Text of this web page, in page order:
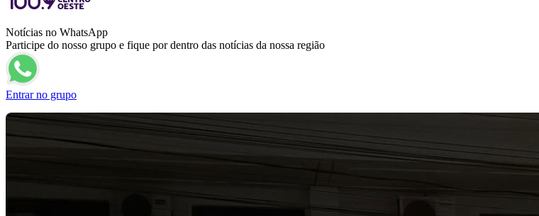
Notícias no WhatsApp
Participe do nosso grupo e fique por dentro das notícias da nossa região
Entrar no grupo